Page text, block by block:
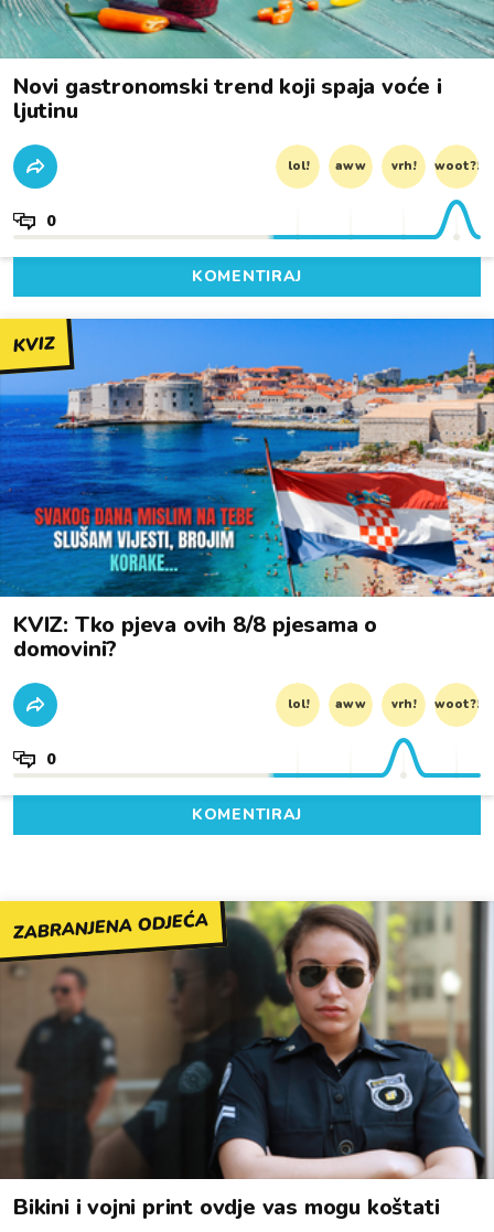
Novi gastronomski trend koji spaja voće i
ljutinu
lol! aww vrh! woot?!
0
KOMENTIRAJ
KVIZ
KVIZ: Tko pjeva ovih 8/8 pjesama o
domovini?
lol! aww vrh! woot?!
0
KOMENTIRAJ
ZABRANJENA ODJEĆA
Bikini i vojni print ovdje vas mogu koštati